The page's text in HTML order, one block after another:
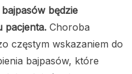
będzie
pacjenta. Choroba
częstym wskazaniem do
bajpasów, które